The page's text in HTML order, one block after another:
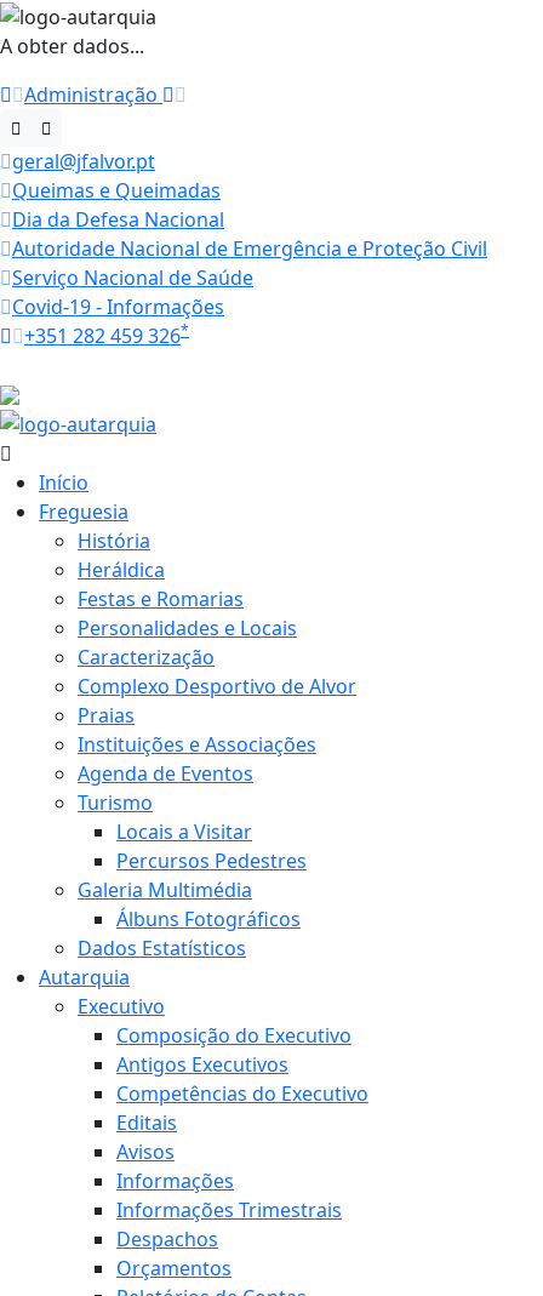
A obter dados...
Administração
geral@jfalvor.pt
Queimas e Queimadas
Dia da Defesa Nacional
Autoridade Nacional de Emergência e Proteção Civil
Serviço Nacional de Saúde
Covid-19 - Informações
+351 282 459 326*
Início
Freguesia
História
Heráldica
Festas e Romarias
Personalidades e Locais
Caracterização
Complexo Desportivo de Alvor
Praias
Instituições e Associações
Agenda de Eventos
Turismo
Locais a Visitar
Percursos Pedestres
Galeria Multimédia
Álbuns Fotográficos
Dados Estatísticos
Autarquia
Executivo
Composição do Executivo
Antigos Executivos
Competências do Executivo
Editais
Avisos
Informações
Informações Trimestrais
Despachos
Orçamentos